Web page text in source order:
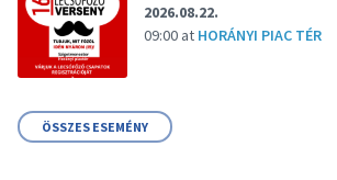
2026.08.22.
09:00 at HORÁNYI PIAC TÉR
ÖSSZES ESEMÉNY